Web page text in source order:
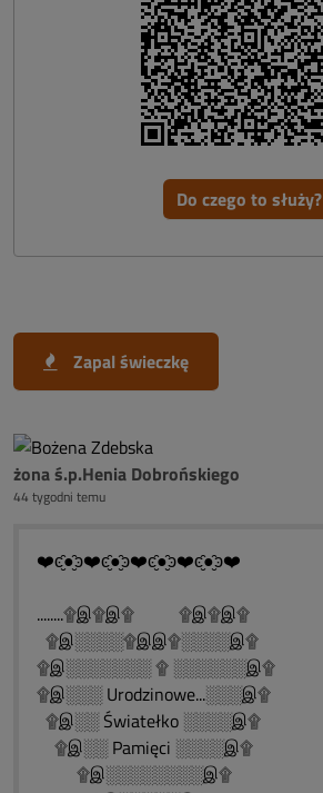
Do czego to służy?
Zapal świeczkę
żona ś.p.Henia Dobrońskiego
44 tygodni temu
❤️ͼ̮̑●̮̑ͽ❤️ͼ̮̑●̮̑ͽ❤️ͼ̮̑●̮̑ͽ❤️ͼ̮̑●̮̑ͽ❤️
........۩இ۩இ۩ ۩இ۩இ۩
۩இ░░░░۩இஇ۩░░░░இ۩
۩இ░░░░░░░ ۩ ░░░░░░இ۩
۩இ░░░ Urodzinowe...░░░இ۩
۩இ░░ Światełko ░░░░இ۩
۩இ░░ Pamięci ░░░░இ۩
۩இ░░░░░░░░இ۩